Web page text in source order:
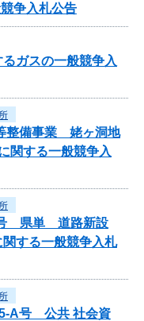
争入札公告
ガスの一般競争入
整備事業 姥ヶ洞地
関する一般競争入
号 県単 道路新設
する一般競争入札
A号 公共 社会資